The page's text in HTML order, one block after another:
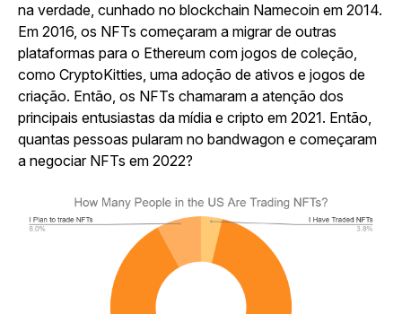
na verdade, cunhado no blockchain Namecoin em 2014.
Em 2016, os NFTs começaram a migrar de outras
plataformas para o Ethereum com jogos de coleção,
como CryptoKitties, uma adoção de ativos e jogos de
criação. Então, os NFTs chamaram a atenção dos
principais entusiastas da mídia e cripto em 2021. Então,
quantas pessoas pularam no bandwagon e começaram
a negociar NFTs em 2022?